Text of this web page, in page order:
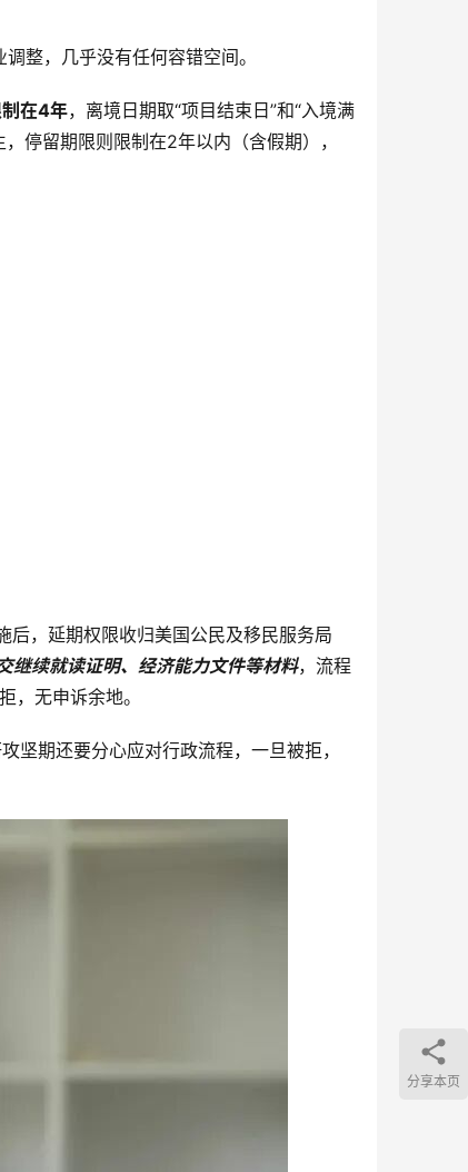
整，几乎没有任何容错空间。
在4年，离境日期取“项目结束日”和“入境满
停留期限则限制在2年以内（含假期），
，延期权限收归美国公民及移民服务局
继续就读证明、经济能力文件等材料，流程
，无申诉余地。
坚期还要分心应对行政流程，一旦被拒，
分享本页